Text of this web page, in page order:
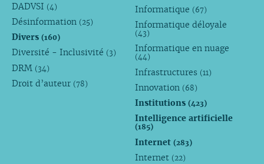
DADVSI (4)
Désinformation (25)
Divers (160)
Diversité - Inclusivité (3)
DRM (34)
Droit d’auteur (78)
Informatique (67)
Informatique déloyale
(43)
Informatique en nuage
(44)
Infrastructures (11)
Innovation (68)
Institutions(423)
Intelligence artificielle
(185)
Internet(283)
Internet (22)